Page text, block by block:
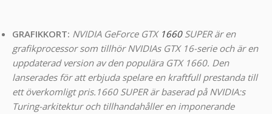
GRAFIKKORT: NVIDIA GeForce GTX 1660SUPER är en
grafikprocessor som tillhör NVIDIAs GTX 16-serie och är en
uppdaterad version av den populära GTX 1660. Den
lanserades för att erbjuda spelare en kraftfull prestanda till
ett överkomligt pris. 1660 SUPER är baserad på NVIDIA:s
Turing-arkitektur och tillhandahåller en imponerande